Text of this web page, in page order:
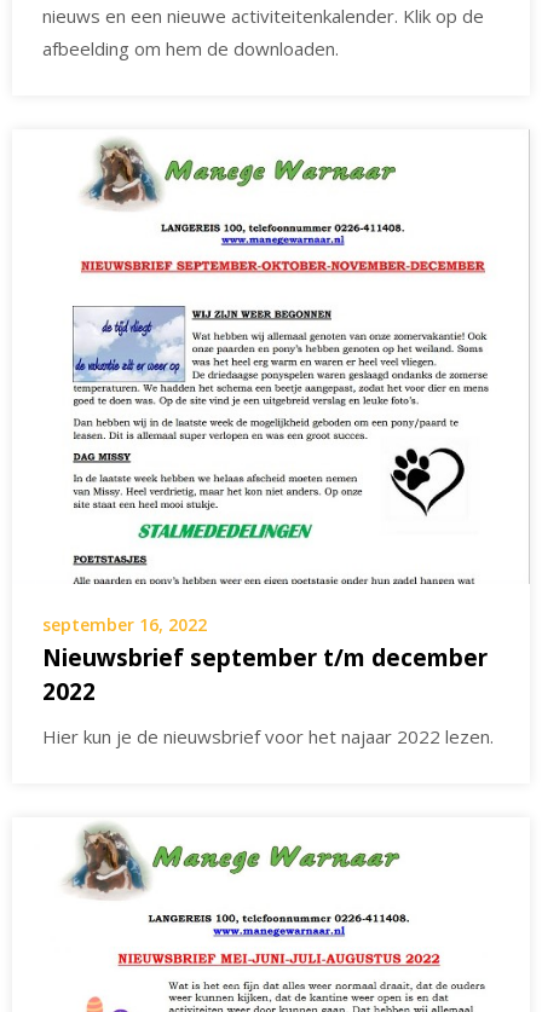
nieuws en een nieuwe activiteitenkalender. Klik op de
afbeelding om hem de downloaden.
september 16, 2022
Nieuwsbrief september t/m december
2022
Hier kun je de nieuwsbrief voor het najaar 2022 lezen.